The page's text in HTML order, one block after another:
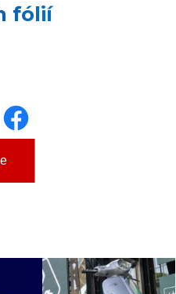
fólií